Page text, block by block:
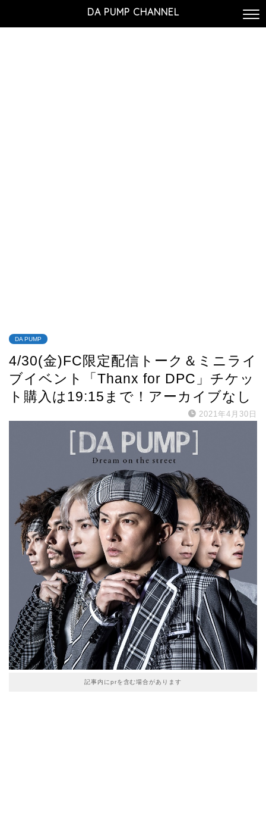
DA PUMP CHANNEL
DA PUMP
4/30(金)FC限定配信トーク＆ミニライ
ブイベント「Thanx for DPC」チケッ
ト購入は19:15まで！アーカイブなし
2021年4月30日
記事内にprを含む場合があります